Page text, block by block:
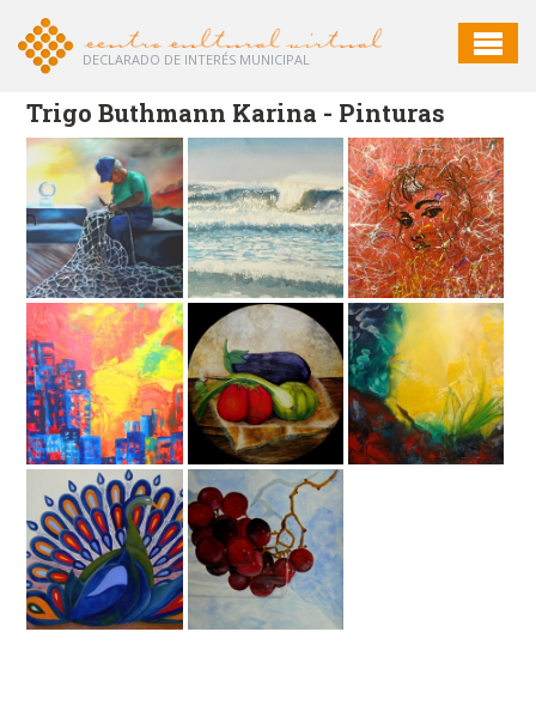
DECLARADO DE INTERÉS MUNICIPAL
Trigo Buthmann Karina - Pinturas